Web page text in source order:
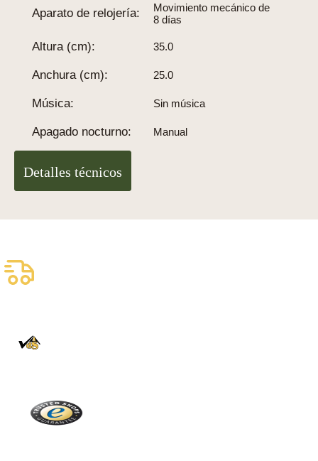
Aparato de relojería:
Movimiento mecánico de
8 días
Altura (cm): 35.0
Anchura (cm): 25.0
Música: Sin música
Apagado nocturno: Manual
Detalles técnicos